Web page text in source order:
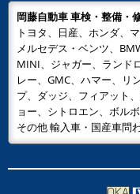
岡藤自動車 車検・整備・
トヨタ、日産、ホンダ、
メルセデス・ベンツ、
MINI、ジャガー、ランド
レー、GMC、ハマー、リ
プ、ダッジ、フィアット
ョー、シトロエン、ボルボ
その他 輸入車・国産車問